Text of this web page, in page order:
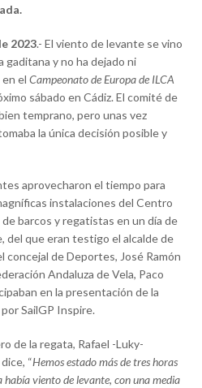
2023.- El viento de levante se vino
gaditana y no ha dejado ni
en elCampeonato de Europa de ILCA
sábado en Cádiz. El comité de
temprano, pero unas vez
la única decisión posible y
aprovecharon el tiempo para
instalaciones del Centro
barcos y regatistas en un día de
del que eran testigo el alcalde de
concejal de Deportes, José Ramón
Andaluza de Vela, Paco
en la presentación de la
SailGP Inspire.
de la regata, Rafael -Luky-
“Hemos estado más de tres horas
había viento de levante, con una media